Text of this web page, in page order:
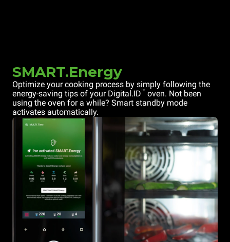
SMART.Energy
Optimize your cooking process by simply following the
energy-saving tips of your Digital.ID™ oven. Not been
using the oven for a while? Smart standby mode
activates automatically.